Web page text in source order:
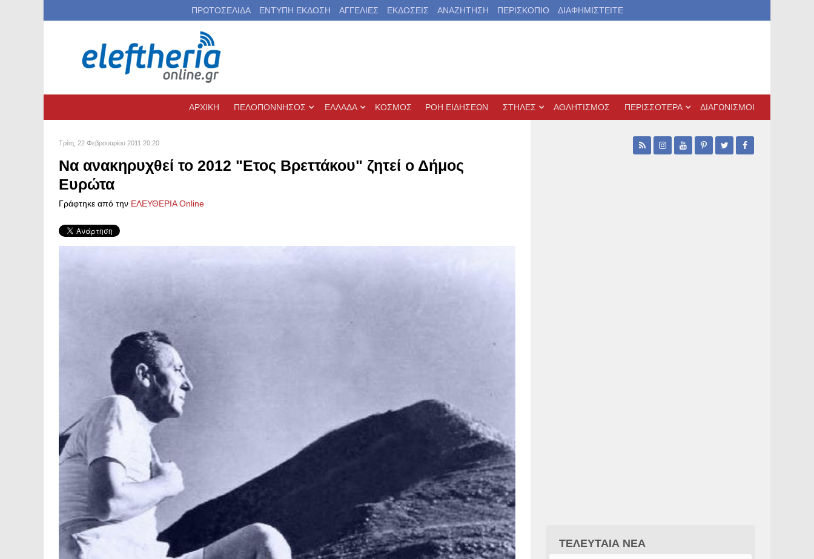
ΠΡΩΤΟΣΕΛΙΔΑ ΕΝΤΥΠΗ ΕΚΔΟΣΗ ΑΓΓΕΛΙΕΣ ΕΚΔΟΣΕΙΣ ΑΝΑΖΗΤΗΣΗ ΠΕΡΙΣΚΟΠΙΟ ΔΙΑΦΗΜΙΣΤΕΙΤΕ
ΑΡΧΙΚΗ ΠΕΛΟΠΟΝΝΗΣΟΣ ΕΛΛΑΔΑ ΚΟΣΜΟΣ ΡΟΗ ΕΙΔΗΣΕΩΝ ΣΤΗΛΕΣ ΑΘΛΗΤΙΣΜΟΣ ΠΕΡΙΣΣΟΤΕΡΑ ΔΙΑΓΩΝΙΣΜΟΙ
Τρίτη, 22 Φεβρουαρίου 2011 20:20
Να ανακηρυχθεί το 2012 "Ετος Βρεττάκου" ζητεί ο Δήμος
Ευρώτα
Γράφτηκε από την ΕΛΕΥΘΕΡΙΑ Online
ΤΕΛΕΥΤΑΙΑ ΝΕΑ